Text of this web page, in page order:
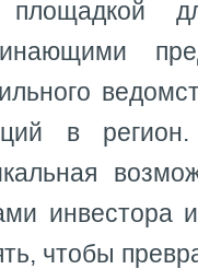
в
инвестора
чтобы